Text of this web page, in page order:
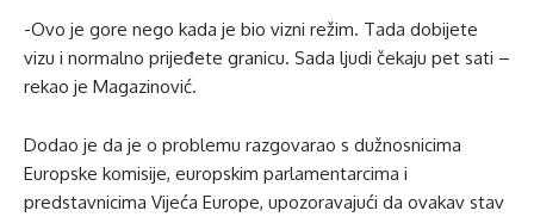
-Ovo je gore nego kada je bio vizni režim. Tada dobijete
vizu i normalno prijeđete granicu. Sada ljudi čekaju pet sati –
rekao je Magazinović.
Dodao je da je o problemu razgovarao s dužnosnicima
Europske komisije, europskim parlamentarcima i
predstavnicima Vijeća Europe, upozoravajući da ovakav stav